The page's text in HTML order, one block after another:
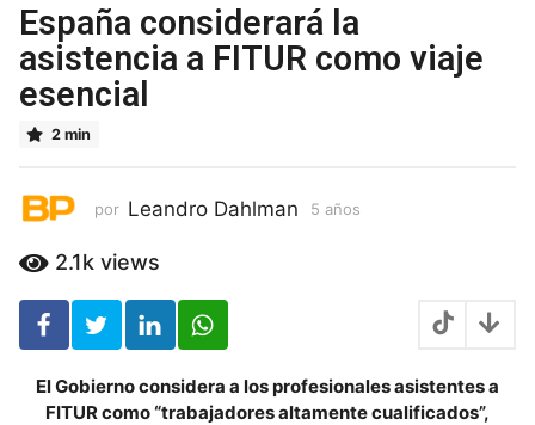
a
ñ
o
s
a
o
s
España considerará la
asistencia a FITUR como viaje
esencial
2 min
por Leandro Dahlman 5 años
2.1k views
El Gobierno considera a los profesionales asistentes a
FITUR como “trabajadores altamente cualificados”,